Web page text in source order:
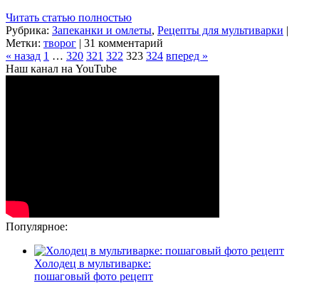
Читать статью полностью
Рубрика: Запеканки и омлеты, Рецепты для мультиварки |
Метки: творог | 31 комментарий
« назад 1 … 320 321 322 323 324 вперед »
Наш канал на YouTube
Популярное:
Холодец в мультиварке:
пошаговый фото рецепт